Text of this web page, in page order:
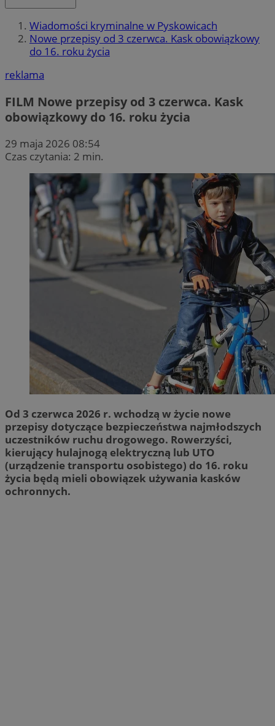
Wiadomości kryminalne w Pyskowicach
Nowe przepisy od 3 czerwca. Kask obowiązkowy
do 16. roku życia
reklama
FILM Nowe przepisy od 3 czerwca. Kask
obowiązkowy do 16. roku życia
29 maja 2026 08:54
Czas czytania: 2 min.
Od 3 czerwca 2026 r. wchodzą w życie nowe
przepisy dotyczące bezpieczeństwa najmłodszych
uczestników ruchu drogowego. Rowerzyści,
kierujący hulajnogą elektryczną lub UTO
(urządzenie transportu osobistego) do 16. roku
życia będą mieli obowiązek używania kasków
ochronnych.